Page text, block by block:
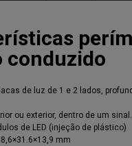
conduzido
de luz de 1 e 2 lados,
ou exterior, dentro de um sinal.
de LED (injeção de plástico)
mm